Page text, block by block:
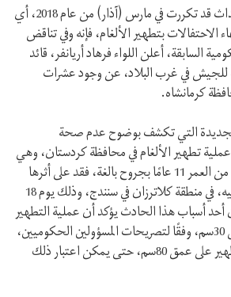
وإن كانت مثل هذه الأحداث قد تكررت في مارس (آذار) من عام 2018، أي
انتهاء الاحتفالات بتطهير الألغام، فإنه وفي تناقض
السابقة، أعلن اللواء فرهاد أريانفر، قائد
للجيش في غرب البلاد، عن وجود عشرات
كرمانشاه.
التي تكشف بوضوح عدم صحة
عملية تطهير الألغام في محافظة كردستان، وهي
إصابة الطفل شايان البالغ من العمر 11 عامًا بجروح بالغة، فقد على أثرها
يديه الاثنتين وإحدى عينيه، في منطقة كلاترزان في سنندج، وذلك يوم 18
ويبدو أن أحد أسباب هذا الحادث يؤكد أن عملية التطهير
التي تمت كانت على عمق 30سم، وفقًا لتصريحات المسؤولين الحكوميين،
في حين يجب أن يتم التطهير على عمق 80سم، حتى يمكن اعتبار ذلك